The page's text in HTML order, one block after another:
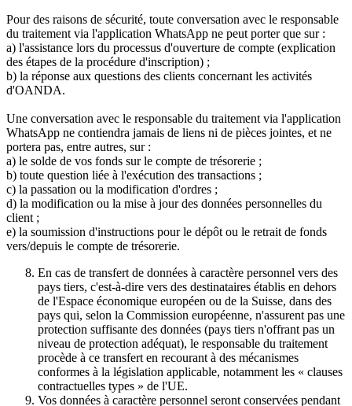
Pour des raisons de sécurité, toute conversation avec le responsable
du traitement via l'application WhatsApp ne peut porter que sur :
a) l'assistance lors du processus d'ouverture de compte (explication
des étapes de la procédure d'inscription) ;
b) la réponse aux questions des clients concernant les activités
d'OANDA.
Une conversation avec le responsable du traitement via l'application
WhatsApp ne contiendra jamais de liens ni de pièces jointes, et ne
portera pas, entre autres, sur :
a) le solde de vos fonds sur le compte de trésorerie ;
b) toute question liée à l'exécution des transactions ;
c) la passation ou la modification d'ordres ;
d) la modification ou la mise à jour des données personnelles du
client ;
e) la soumission d'instructions pour le dépôt ou le retrait de fonds
vers/depuis le compte de trésorerie.
En cas de transfert de données à caractère personnel vers des
pays tiers, c'est-à-dire vers des destinataires établis en dehors
de l'Espace économique européen ou de la Suisse, dans des
pays qui, selon la Commission européenne, n'assurent pas une
protection suffisante des données (pays tiers n'offrant pas un
niveau de protection adéquat), le responsable du traitement
procède à ce transfert en recourant à des mécanismes
conformes à la législation applicable, notamment les « clauses
contractuelles types » de l'UE.
Vos données à caractère personnel seront conservées pendant